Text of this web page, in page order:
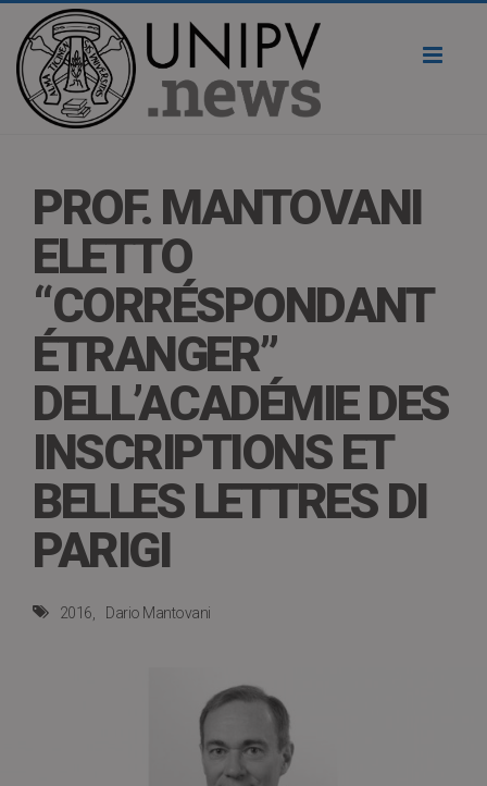
PROF. MANTOVANI
ELETTO
“CORRÉSPONDANT
ÉTRANGER”
DELL’ACADÉMIE DES
INSCRIPTIONS ET
BELLES LETTRES DI
PARIGI
2016 Dario Mantovani